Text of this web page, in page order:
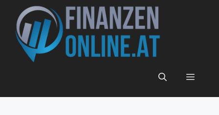
Inhalt
springen
Menü